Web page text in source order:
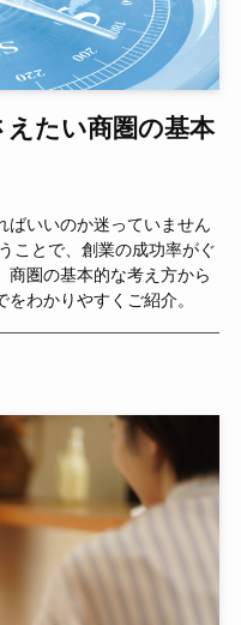
たい商圏の基本
ばいいのか迷っていません
ことで、創業の成功率がぐ
商圏の基本的な考え方から
わかりやすくご紹介。